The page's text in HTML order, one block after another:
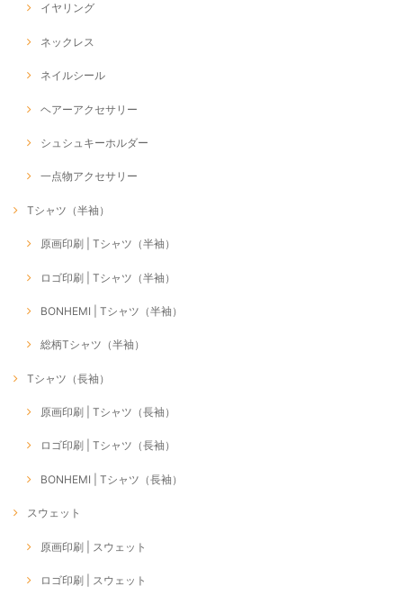
イヤリング
ネックレス
ネイルシール
ヘアーアクセサリー
シュシュキーホルダー
一点物アクセサリー
Tシャツ（半袖）
原画印刷 | Tシャツ（半袖）
ロゴ印刷 | Tシャツ（半袖）
BONHEMI | Tシャツ（半袖）
総柄Tシャツ（半袖）
Tシャツ（長袖）
原画印刷 | Tシャツ（長袖）
ロゴ印刷 | Tシャツ（長袖）
BONHEMI | Tシャツ（長袖）
スウェット
原画印刷 | スウェット
ロゴ印刷 | スウェット